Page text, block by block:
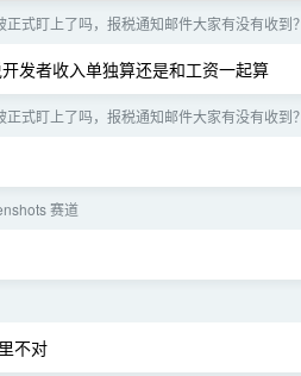
式盯上了吗，报税通知邮件大家有没有收到？
发者收入单独算还是和工资一起算
式盯上了吗，报税通知邮件大家有没有收到？
赛道
不对